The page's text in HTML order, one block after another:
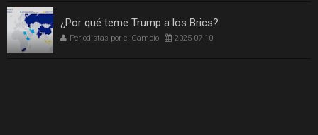
¿Por qué teme Trump a los Brics?
Periodistas por el Cambio 2025-07-10